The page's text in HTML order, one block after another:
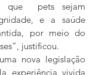
que  pets sejam
e a saúde
por meio do
justificou.
nova legislação
experiência vivida